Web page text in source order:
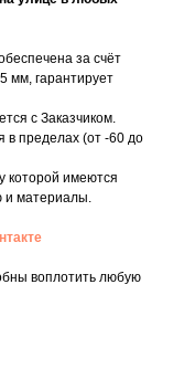
за счёт
мм, гарантирует
с Заказчиком.
в пределах (от -60 до
которой имеются
и материалы.
воплотить любую